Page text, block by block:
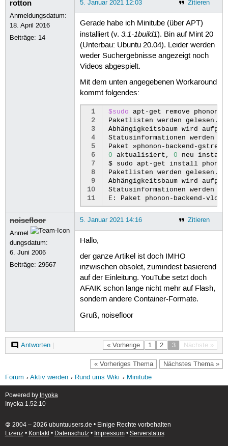
rotton
Anmeldungsdatum:
18. April 2016
Beiträge: 14
Zitieren
5. Januar 2021 12:03
Gerade habe ich Minitube (über APT)
installiert (v. 3.1-1build1). Bin auf Mint 20
(Unterbau: Ubuntu 20.04). Leider werden
weder Suchergebnisse angezeigt noch
Videos abgespielt.
Mit dem unten angegebenen Workaround
kommt folgendes:
1
2
3
4
5
6
7
8
9
10
11
$sudo apt-get remove
phonon-
Paketlisten
werden
gelesen...
Abhängigkeitsbaum wird
Statusinformationen
werden
Paket
»phonon-backend-
0
aktualisiert, 0 neu
$
sudo apt-get install
Paketlisten
werden
gelesen...
Abhängigkeitsbaum wird
Statusinformationen
werden
E:
Paket phonon-backend-vlc
noisefloor
Anmel
dungsdatum:
6. Juni 2006
Beiträge:29567
Zitieren
5. Januar 2021 14:16
Hallo,
der ganze Artikel ist doch IMHO
inzwischen obsolet, zumindest basierend
auf der Einleitung. YouTube setzt doch
AFAIK schon lange nicht mehr auf Flash,
sondern andere Container-Formate.
Gruß, noisefloor
« Vorherige 1 2 3 Nächste »
Antworten|
« Vorheriges Thema Nächstes Thema »
Forum Aktiv werden Rund ums Wiki Minitube
Powered by Inyoka
Inyoka 1.52.10
🄯 2004 – 2026 ubuntuusers.de • Einige Rechte vorbehalten
Lizenz• Kontakt• Datenschutz• Impressum• Serverstatus